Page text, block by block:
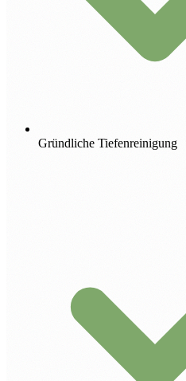
Gründliche Tiefenreinigung